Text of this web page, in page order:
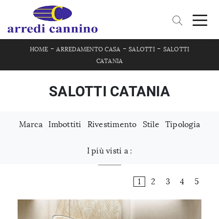
HOME -ARREDAMENTO CASA -SALOTTI- SALOTTI
CATANIA
SALOTTI CATANIA
Marca Imbottiti Rivestimento Stile Tipologia
I più visti a :
1 2 3 4 5